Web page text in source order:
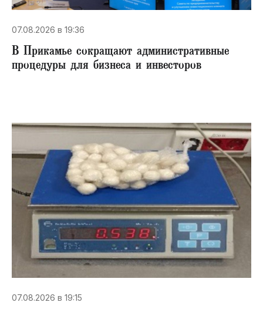
07.08.2026 в 19:36
В Прикамье сокращают административные
процедуры для бизнеса и инвесторов
07.08.2026 в 19:15